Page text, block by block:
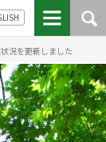
況を更新しました